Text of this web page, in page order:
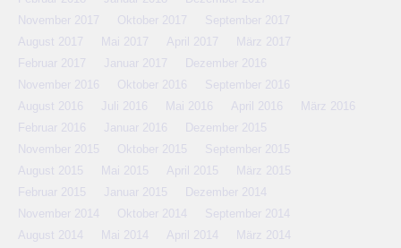
November 2017
Oktober 2017
September 2017
August 2017
Mai 2017 April 2017
März 2017
Februar 2017
Januar 2017
Dezember 2016
November 2016
Oktober 2016
September 2016
August 2016
Juli 2016 Mai 2016 April 2016
März 2016
Februar 2016
Januar 2016
Dezember 2015
November 2015
Oktober 2015
September 2015
August 2015
Mai 2015 April 2015
März 2015
Februar 2015
Januar 2015
Dezember 2014
November 2014
Oktober 2014
September 2014
August 2014
Mai 2014 April 2014
März 2014